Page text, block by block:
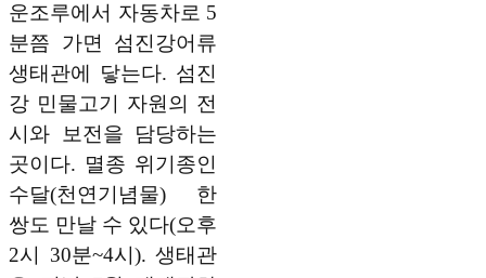
운조루에서 자동차로 5
분쯤 가면 섬진강어류
생태관에 닿는다. 섬진
강 민물고기 자원의 전
시와 보전을 담당하는
곳이다. 멸종 위기종인
수달(천연기념물) 한
쌍도 만날 수 있다(오후
2시 30분~4시). 생태관